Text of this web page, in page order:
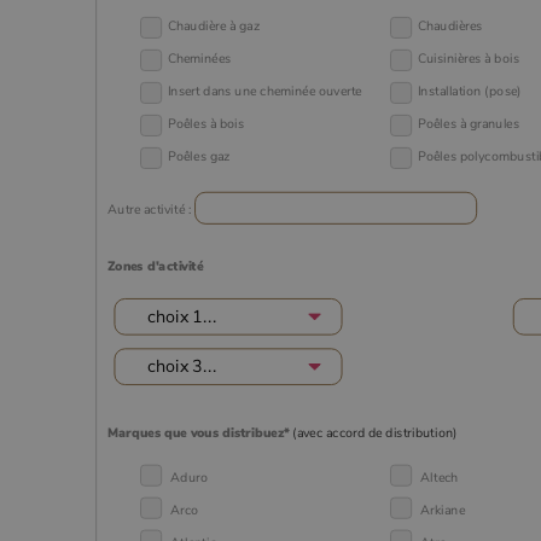
Chaudière à gaz Chaudières
Cheminées
Cuisinières à bois
Insert dans une cheminée ouverte
Installation (pose)
Poêles à bois
Poêles à granules
Poêles gaz Poêles
Autre activité :
Zones d'activité
Marques que vous distribuez*(avec accord de distribution)
Aduro Altech
Arco
Arkiane
_gat_UA-627591-